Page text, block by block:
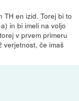
TH en izid. Torej bi to
in bi imeli na voljo
v prvem primeru
verjetnost, če imaš